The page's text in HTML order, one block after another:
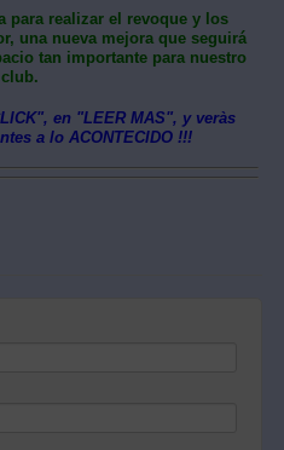
para realizar el revoque y los
una nueva mejora que seguirá
tan importante para nuestro
club.
en "LEER MAS", y veràs
a lo ACONTECIDO !!!